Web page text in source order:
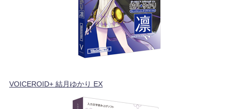
VOICEROID+ 結月ゆかり EX